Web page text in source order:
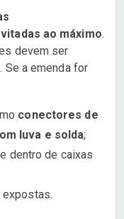
ao máximo.
devem ser
a emenda for
conectores de
luva e solda;
dentro de caixas
expostas.